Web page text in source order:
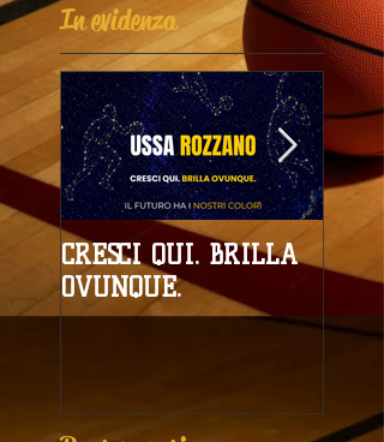
In evidenza
CRESCI QUI. BRILLA
OVUNQUE.
boa